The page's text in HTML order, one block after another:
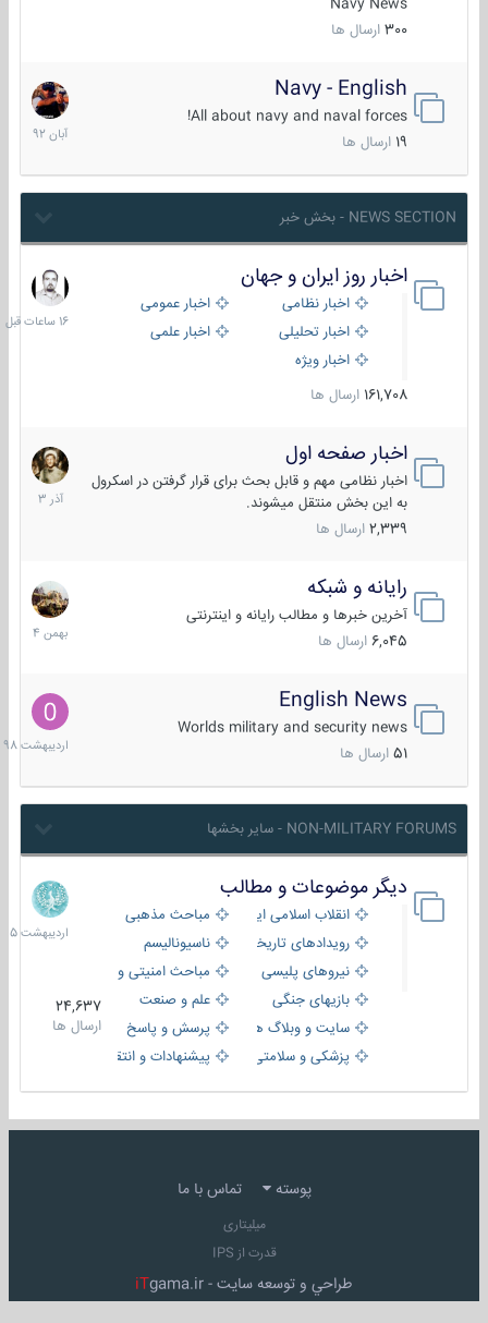
300 ارسال ها
Navy - English
All about navy and naval forces!
ارسال ها
22
آبان
1392
NEWS SECTION - بخش خبر
اخبار روز ایران و جهان
اخبار نظامی
اخبار عمومی
اخبار تحلیلی
اخبار علمی
اخبار ویژه
161,708 ارسال ها
16
ساعات
قبل
اخبار صفحه اول
اخبار نظامی مهم و قابل بحث برای قرار گرفتن در اسکرول
به این بخش منتقل میشوند.
2,339 ارسال ها
7
آذر
1403
رایانه و شبکه
آخرین خبرها و مطالب رایانه و اینترنتی
6,045 ارسال ها
30
بهمن
1404
English News
Worlds military and security news
51 ارسال ها
10
1398
NON-MILITARY FORUMS - سایر بخشها
دیگر موضوعات و مطالب
انقلاب اسلامی ایران
مباحث مذهبی
رویدادهای تاریخی و مذهبیناسیونالیسم
نیروهای پلیسی
مباحث امنیتی و اطلاعاتی
بازیهای جنگی
علم و صنعت
سایت و وبلاگ ها
پرسش و پاسخ
پزشکی و سلامتی
پیشنهادات و انتقادات
24,637
ارسال ها
8
1405
پوسته تماس با ما
میلیتاری
قدرت از IPS
طراحي و توسعه سايت - iTgama.ir